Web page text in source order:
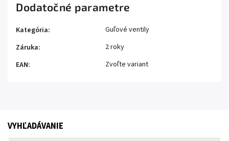
Dodatočné parametre
Kategória:
Guľové ventily
Záruka:
2 roky
EAN: Zvoľte variant
VYHĽADÁVANIE